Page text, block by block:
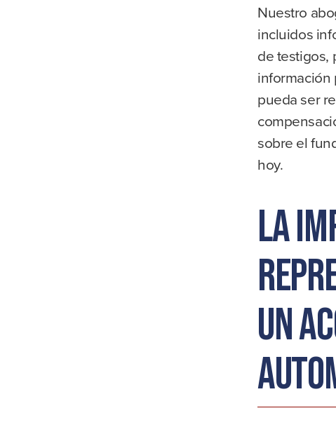
Nuestro
incluidos
de testigos,
información
pueda ser
sobre el
hoy.
La
un